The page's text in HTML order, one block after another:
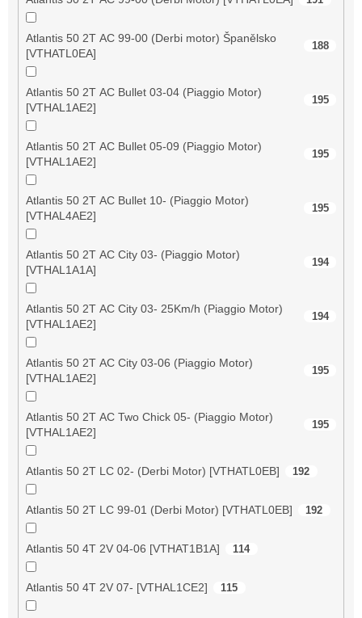
Atlantis 50 2T AC 99-00 (Derbi motor) Španělsko
[VTHATL0EA]
188
Atlantis 50 2T AC Bullet 03-04 (Piaggio Motor)
[VTHAL1AE2]
195
Atlantis 50 2T AC Bullet 05-09 (Piaggio Motor)
[VTHAL1AE2]
195
Atlantis 50 2T AC Bullet 10- (Piaggio Motor)
[VTHAL4AE2]
195
Atlantis 50 2T AC City 03- (Piaggio Motor)
[VTHAL1A1A]
194
Atlantis 50 2T AC City 03- 25Km/h (Piaggio Motor)
[VTHAL1AE2]
194
Atlantis 50 2T AC City 03-06 (Piaggio Motor)
[VTHAL1AE2]
195
Atlantis 50 2T AC Two Chick 05- (Piaggio Motor)
[VTHAL1AE2]
195
Atlantis 50 2T LC 02- (Derbi Motor) [VTHATL0EB] 192
Atlantis 50 2T LC 99-01 (Derbi Motor) [VTHATL0EB] 192
Atlantis 50 4T 2V 04-06 [VTHAT1B1A] 114
Atlantis 50 4T 2V 07- [VTHAL1CE2] 115